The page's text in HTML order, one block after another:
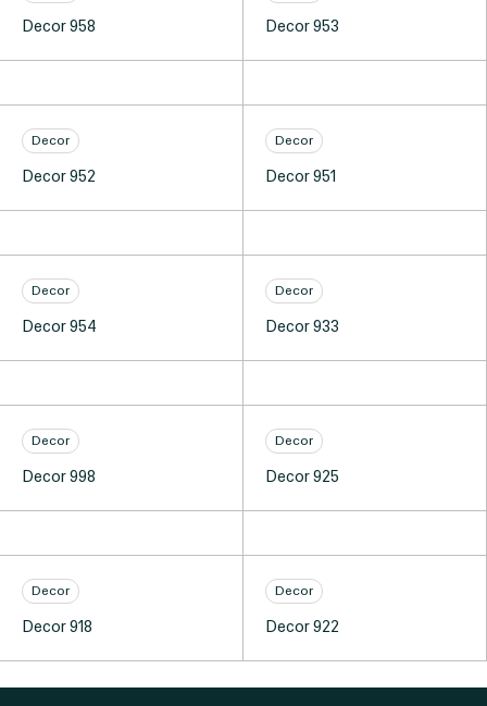
Decor 958 Decor 953
Decor
Decor 952
Decor
Decor 951
Decor
Decor 954
Decor
Decor 933
Decor
Decor 998
Decor
Decor 925
Decor
Decor 918
Decor
Decor 922